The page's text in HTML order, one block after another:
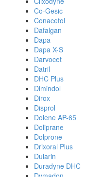
Co-Gesic
Conacetol
Dafalgan
Dapa
Dapa X-S
Darvocet
Datril
DHC Plus
Dimindol
Dirox
Disprol
Dolene AP-65
Doliprane
Dolprone
Drixoral Plus
Dularin
Duradyne DHC